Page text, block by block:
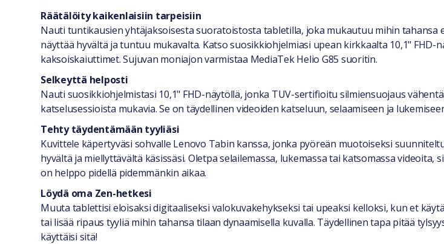
Yleiset tiedot
Räätälöity kaikenlaisiin tarpeisiin
Nauti tuntikausien yhtäjaksoisesta suoratoistosta tabletilla, joka mukautuu mihin tahansa
näyttää hyvältä ja tuntuu mukavalta. Katso suosikkiohjelmiasi upean kirkkaalta 10,1"
kaksoiskaiuttimet. Sujuvan moniajon varmistaa MediaTek Helio G85 suoritin.
Selkeyttä helposti
Nauti suosikkiohjelmistasi 10,1" FHD-näytöllä, jonka TUV-sertifioitu silmiensuojaus
katselusessioista mukavia. Se on täydellinen videoiden katseluun, selaamiseen ja
Tehty täydentämään tyyliäsi
Kuvittele käpertyväsi sohvalle Lenovo Tabin kanssa, jonka pyöreän muotoiseksi
hyvältä ja miellyttävältä käsissäsi. Oletpa selailemassa, lukemassa tai katsomassa
on helppo pidellä pidemmänkin aikaa.
Löydä oma Zen-hetkesi
Muuta tablettisi eloisaksi digitaaliseksi valokuvakehykseksi tai upeaksi kelloksi, kun et
tai lisää ripaus tyyliä mihin tahansa tilaan dynaamisella kuvalla. Täydellinen tapa pitää
käyttäisi sitä!